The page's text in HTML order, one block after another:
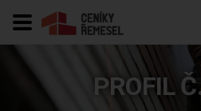
PROFIL